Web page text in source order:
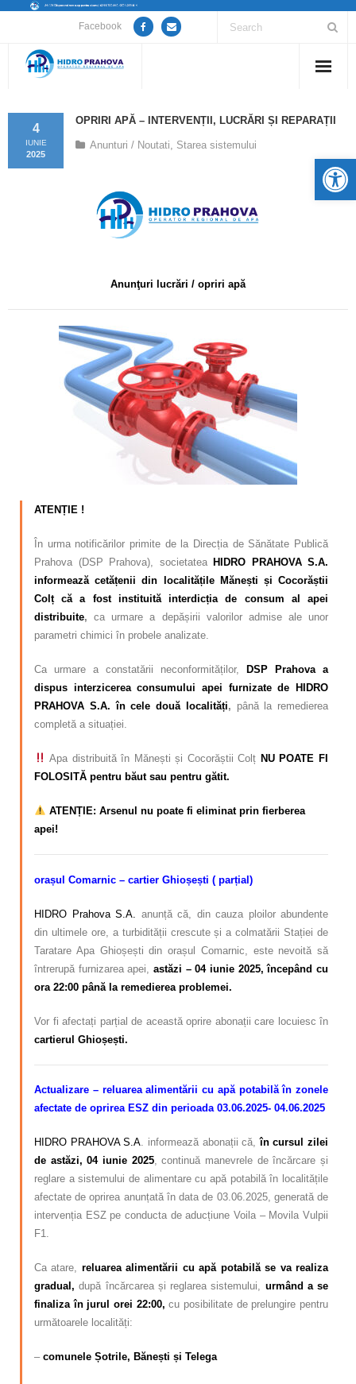
Facebook
Despre noi
Guvernanță Corporativă
Informații de interes public
Calitatea apei
Comunicare
OPRIRI APĂ – INTERVENȚII, LUCRĂRI ȘI REPARAȚII
4
IUNIE
2025
Anunturi / Noutati, Starea sistemului
Anunţuri lucrări / opriri apă
ATENȚIE !
În urma notificărilor primite de la Direcția de Sănătate Publică
Prahova (DSP Prahova), societatea HIDRO PRAHOVA S.A.
informează cetățenii din localitățile Mănești și Cocorăștii
Colț că a fost instituită interdicția de consum al apei
distribuite, ca urmare a depășirii valorilor admise ale unor
parametri chimici în probele analizate.
Ca urmare a constatării neconformităților,
DSP Prahova a
dispus interzicerea consumului apei furnizate de HIDRO
PRAHOVA S.A. în cele două localități, până la remedierea
completă a situației.
Apa distribuită în Mănești și Cocorăștii Colț NU POATE FI
FOLOSITĂ pentru băut sau pentru gătit.
ATENȚIE: Arsenul nu poate fi eliminat prin fierberea
apei!
orașul Comarnic – cartier Ghioșești ( parțial)
HIDRO Prahova S.A.
anunță că, din cauza ploilor abundente
din ultimele ore, a turbidității crescute și a colmatării Stației de
Taratare Apa Ghioșești din orașul Comarnic, este nevoită să
întrerupă furnizarea apei, astăzi – 04 iunie 2025, începând cu
ora 22:00 până la remedierea problemei.
Vor fi afectați parțial de această oprire abonații care locuiesc în
cartierul Ghioșești.
Actualizare – reluarea alimentării cu apă potabilă în zonele
afectate de oprirea ESZ din perioada 03.06.2025- 04.06.2025
HIDRO PRAHOVA S.A. informează abonații că,în cursul zilei
de astăzi, 04 iunie 2025, continuă manevrele de încărcare și
reglare a sistemului de alimentare cu apă potabilă în localitățile
afectate de oprirea anunțată în data de 03.06.2025, generată de
intervenția ESZ pe conducta de aducțiune Voila – Movila Vulpii
F1.
Ca atare, reluarea alimentării cu apă potabilă se va realiza
gradual, după încărcarea și reglarea sistemului, urmând a se
finaliza în jurul orei 22:00, cu posibilitate de prelungire pentru
următoarele localități:
– comunele Șotrile, Bănești și Telega